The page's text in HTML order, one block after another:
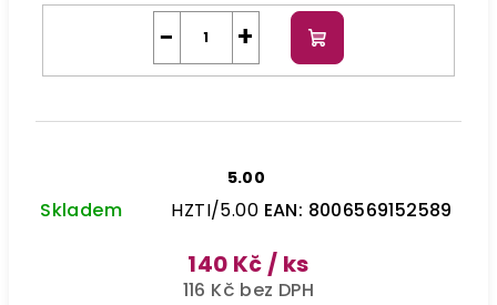
+
− Do
košíku
5.00
Skladem HZTI/5.00 EAN: 8006569152589
140 Kč / ks
116 Kč bez DPH